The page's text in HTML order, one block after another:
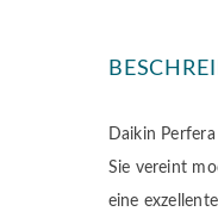
Daikin
Sie vereint
eine